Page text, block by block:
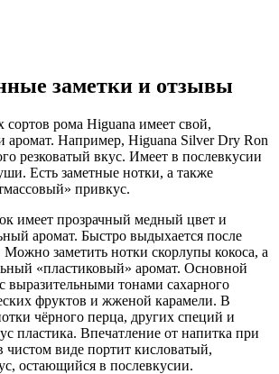
заметки и отзывы
рома Higuana имеет свой,
аромат. Например, Higuana Silver Dry Ron
резковатый вкус. Имеет в послевкусии
Есть заметные нотки, а также
привкус.
имеет прозрачный медный цвет и
аромат. Быстро выдыхается после
Можно заметить нотки скорлупы кокоса, а
«пластиковый» аромат. Основной
выразительными тонами сахарного
фруктов и жженой карамели. В
чёрного перца, других специй и
пластика. Впечатление от напитка при
чистом виде портит кисловатый,
остающийся в послевкусии.